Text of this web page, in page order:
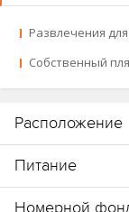
Развлечения
Собственный
Расположение
Питание
Номерной